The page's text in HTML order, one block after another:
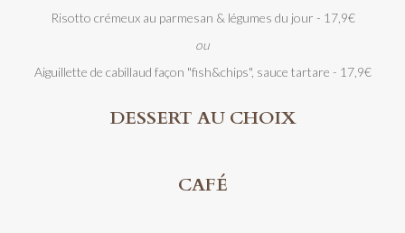
Risotto crémeux au parmesan & légumes du jour - 17,9€
ou
Aiguillette de cabillaud façon "fish&chips", sauce tartare - 17,9€
DESSERT AU CHOIX
CAFÉ